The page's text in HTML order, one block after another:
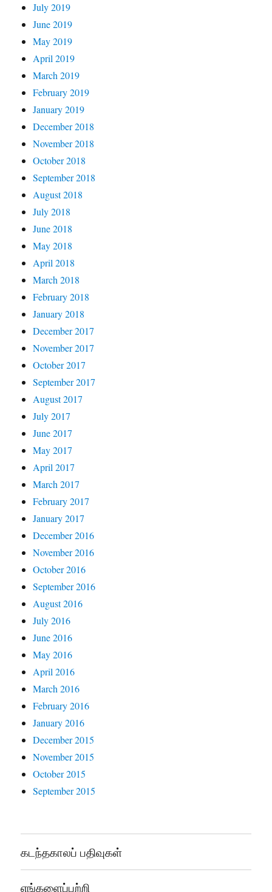
July 2019
June 2019
May 2019
April 2019
March 2019
February 2019
January 2019
December 2018
November 2018
October 2018
September 2018
August 2018
July 2018
June 2018
May 2018
April 2018
March 2018
February 2018
January 2018
December 2017
November 2017
October 2017
September 2017
August 2017
July 2017
June 2017
May 2017
April 2017
March 2017
February 2017
January 2017
December 2016
November 2016
October 2016
September 2016
August 2016
July 2016
June 2016
May 2016
April 2016
March 2016
February 2016
January 2016
December 2015
November 2015
October 2015
September 2015
கடந்தகாலப் பதிவுகள்
எங்களைப்பற்றி